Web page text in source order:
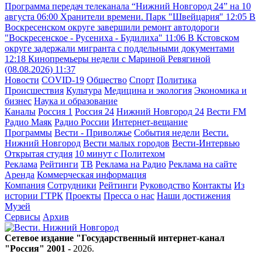
Программа передач телеканала “Нижний Новгород 24” на 10
августа 06:00 Хранители времени. Парк "Швейцария" 12:05 В
Воскресенском округе завершили ремонт автодороги
"Воскресенское - Русениха - Будилиха" 11:06 В Кстовском
округе задержали мигранта с поддельными документами
12:18 Кинопремьеры недели с Мариной Ревягиной
(08.08.2026) 11:37
Новости COVID-19 Общество Спорт Политика
Происшествия Культура Медицина и экология Экономика и
бизнес Наука и образование
Каналы Россия 1 Россия 24 Нижний Новгород 24 Вести FM
Радио Маяк Радио России Интернет-вещание
Программы Вести - Приволжье События недели Вести.
Нижний Новгород Вести малых городов Вести-Интервью
Открытая студия 10 минут с Политехом
Реклама Рейтинги ТВ Реклама на Радио Реклама на сайте
Аренда Коммерческая информация
Компания Сотрудники Рейтинги Руководство Контакты Из
истории ГТРК Проекты Пресса о нас Наши достижения
Музей
Сервисы Архив
Сетевое издание "Государственный интернет-канал
"Россия" 2001 - 2026.